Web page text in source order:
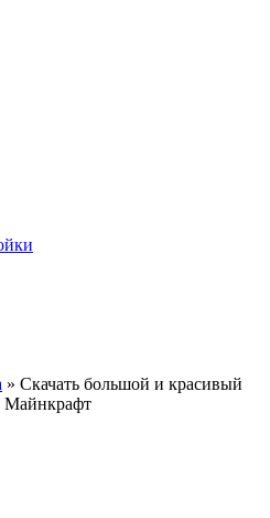
» Скачать большой и красивый
Майнкрафт